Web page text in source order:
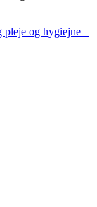
pleje og hygiejne –